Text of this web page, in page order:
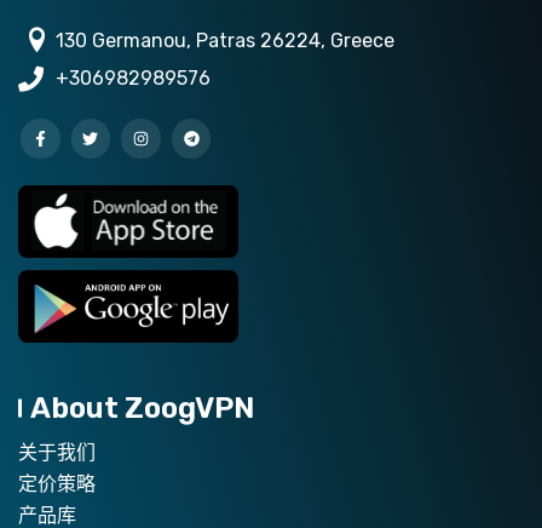
130 Germanou, Patras 26224, Greece
+306982989576
About ZoogVPN
关于我们
定价策略
产品库